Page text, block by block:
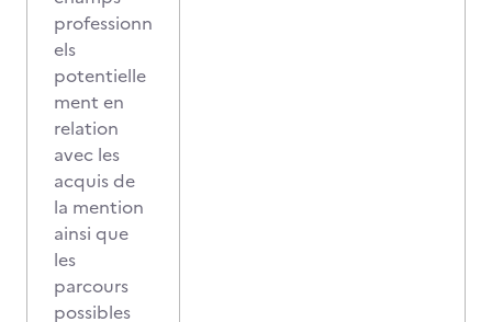
professionn
els
potentielle
ment en
relation
avec les
acquis de
la mention
ainsi que
les
parcours
possibles